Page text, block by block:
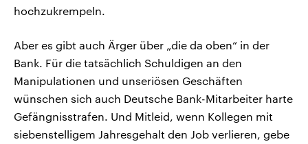
hochzukrempeln.
Aber es gibt auch Ärger über „die da oben“ in der
Bank. Für die tatsächlich Schuldigen an den
Manipulationen und unseriösen Geschäften
wünschen sich auch Deutsche Bank-Mitarbeiter harte
Gefängnisstrafen. Und Mitleid, wenn Kollegen mit
siebenstelligem Jahresgehalt den Job verlieren, gebe